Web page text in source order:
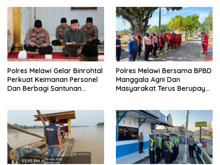
Polres Melawi Gelar Binrohtal
Perkuat Keimanan Personel
Dan Berbagi Santunan
Polres Melawi Bersama BPBD
Manggala Agni Dan
Masyarakat Terus Berupaya